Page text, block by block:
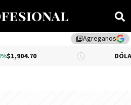
library_addAgreganos
DÓLAR BNA 0.34%